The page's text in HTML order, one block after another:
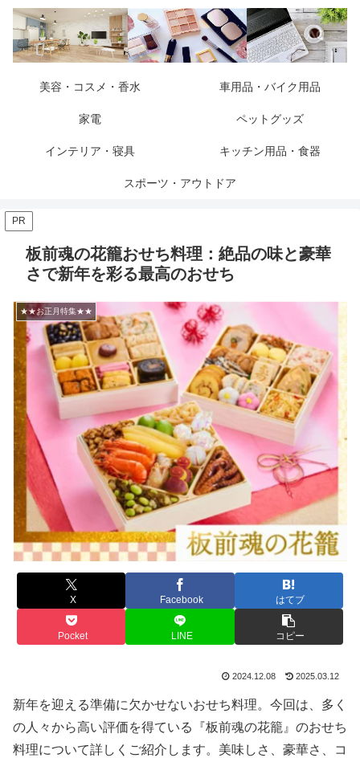
美容・コスメ・香水 車用品・バイク用品
家電 ペットグッズ
インテリア・寝具 キッチン用品・食器
スポーツ・アウトドア
PR
板前魂の花籠おせち料理：絶品の味と豪華
さで新年を彩る最高のおせち
★★お正月特集★★
X Facebook はてブ
Pocket LINE コピー
2024.12.08 2025.03.12
新年を迎える準備に欠かせないおせち料理。今回は、多く
の人々から高い評価を得ている『板前魂の花籠』のおせち
料理について詳しくご紹介します。美味しさ、豪華さ、コ